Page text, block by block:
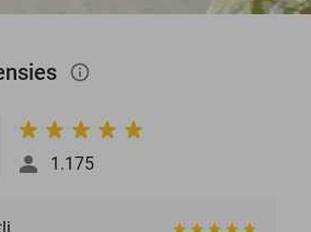
info_outlined
1.175